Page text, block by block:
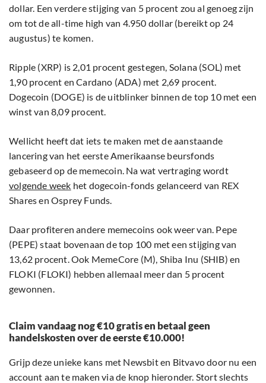
dollar. Een verdere stijging van 5 procent zou al genoeg zijn
om tot de all-time high van 4.950 dollar (bereikt op 24
augustus) te komen.
Ripple (XRP) is 2,01 procent gestegen, Solana (SOL) met
1,90 procent en Cardano (ADA) met 2,69 procent.
Dogecoin (DOGE) is de uitblinker binnen de top 10 met een
winst van 8,09 procent.
Wellicht heeft dat iets te maken met de aanstaande
lancering van het eerste Amerikaanse beursfonds
gebaseerd op de memecoin. Na wat vertraging wordt
volgende week het dogecoin-fonds gelanceerd van REX
Shares en Osprey Funds.
Daar profiteren andere memecoins ook weer van. Pepe
(PEPE) staat bovenaan de top 100 met een stijging van
13,62 procent. Ook MemeCore (M), Shiba Inu (SHIB) en
FLOKI (FLOKI) hebben allemaal meer dan 5 procent
gewonnen.
Claim vandaag nog €10 gratis en betaal geen
handelskosten over de eerste €10.000!
Grijp deze unieke kans met Newsbit en Bitvavo door nu een
account aan te maken via de knop hieronder. Stort slechts